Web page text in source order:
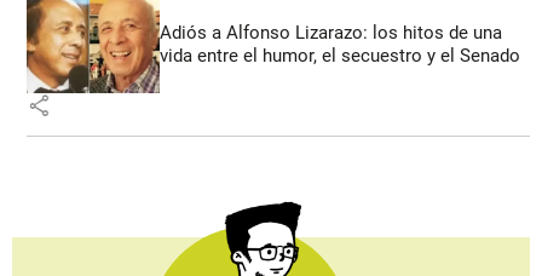
Adiós a Alfonso Lizarazo: los hitos de una
vida entre el humor, el secuestro y el Senado
share